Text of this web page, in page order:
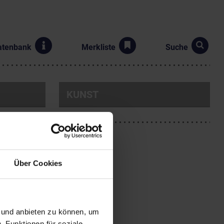
Über Cookies
anbieten zu können, um
Merkliste Suche
Philosophiestudium
war ihre Arbeit im